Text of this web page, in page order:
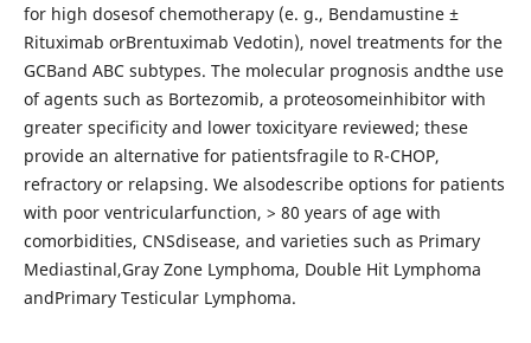
for high dosesof chemotherapy (e. g., Bendamustine ±
Rituximab orBrentuximab Vedotin), novel treatments for the
GCBand ABC subtypes. The molecular prognosis andthe use
of agents such as Bortezomib, a proteosomeinhibitor with
greater specificity and lower toxicityare reviewed; these
provide an alternative for patientsfragile to R-CHOP,
refractory or relapsing. We alsodescribe options for patients
with poor ventricularfunction, > 80 years of age with
comorbidities, CNSdisease, and varieties such as Primary
Mediastinal,Gray Zone Lymphoma, Double Hit Lymphoma
andPrimary Testicular Lymphoma.